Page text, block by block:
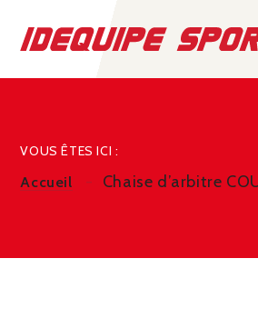
VOUS ÊTES ICI :
Accueil Chaise d’arbitre